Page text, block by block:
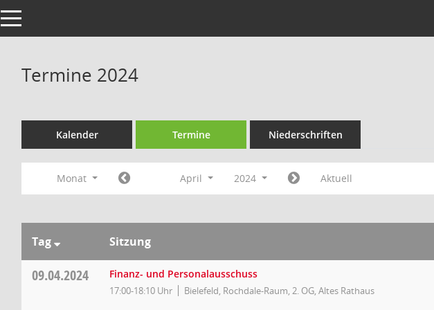
Toggle navigation
Termine 2024
Kalender Termine Niederschriften
Monat April 2024 Aktuell
Tag Sitzung
09.04.2024 Finanz- und Personalausschuss
17:00-18:10 Uhr Bielefeld, Rochdale-Raum, 2. OG, Altes Rathaus